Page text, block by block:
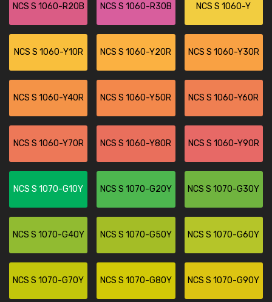
NCS S 1060-R20B NCS S 1060-R30B NCS S 1060-Y
NCS S 1060-Y10R NCS S 1060-Y20R NCS S 1060-Y30R
NCS S 1060-Y40R NCS S 1060-Y50R NCS S 1060-Y60R
NCS S 1060-Y70R NCS S 1060-Y80R NCS S 1060-Y90R
NCS S 1070-G10Y NCS S 1070-G20Y NCS S 1070-G30Y
NCS S 1070-G40Y NCS S 1070-G50Y NCS S 1070-G60Y
NCS S 1070-G70Y NCS S 1070-G80Y NCS S 1070-G90Y